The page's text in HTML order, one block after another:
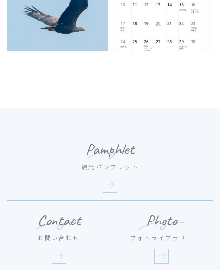
Pamphlet
観光パンフレット
Contact
お問い合わせ
Photo
フォトライブラリー